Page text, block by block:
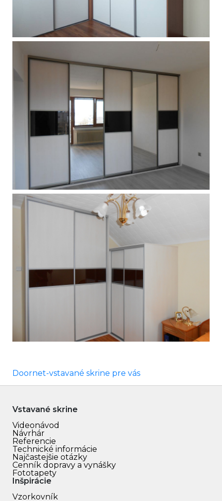
Doornet-vstavané skrine pre vás
Vstavané skrine
Videonávod
Návrhár
Referencie
Technické informácie
Najčastejšie otázky
Cenník dopravy a vynášky
Fototapety
Inšpirácie
Vzorkovník